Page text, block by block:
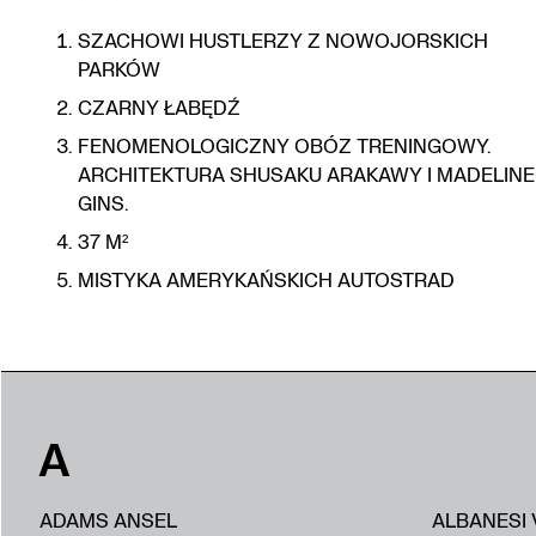
SZACHOWI HUSTLERZY Z NOWOJORSKICH
PARKÓW
CZARNY ŁABĘDŹ
FENOMENOLOGICZNY OBÓZ TRENINGOWY.
ARCHITEKTURA SHUSAKU ARAKAWY I MADELINE
GINS.
37 M²
MISTYKA AMERYKAŃSKICH AUTOSTRAD
A
ADAMS ANSEL
ALBANESI